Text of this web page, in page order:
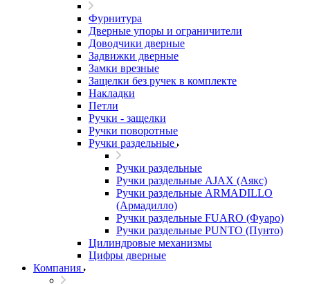
Фурнитура
Дверные упоры и ограничители
Доводчики дверные
Задвижки дверные
Замки врезные
Защелки без ручек в комплекте
Накладки
Петли
Ручки - защелки
Ручки поворотные
Ручки раздельные
Ручки раздельные
Ручки раздельные AJAX (Аякс)
Ручки раздельные ARMADILLO
(Армадилло)
Ручки раздельные FUARO (Фуаро)
Ручки раздельные PUNTO (Пунто)
Цилиндровые механизмы
Цифры дверные
Компания